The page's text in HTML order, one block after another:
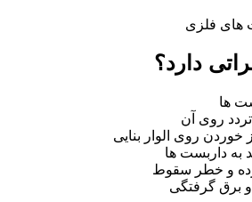
های فلزی
دارد؟
ها
تردد روی آن
روی الوار بنایی
به داربست ها
و خطر سقوط
برق گرفتگی